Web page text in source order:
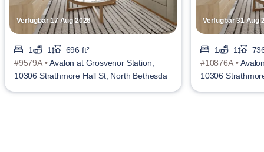
Verfügbar 17 Aug 2026
1 1
696 ft²
#9579A •Avalon at Grosvenor Station,
10306 Strathmore Hall St, North Bethesda
Verfügbar 31 Aug
1 1
#10876A •
10306